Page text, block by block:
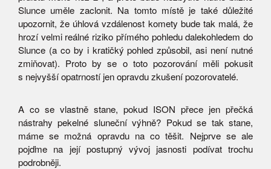
Slunce uměle zaclonit. Na tomto místě je také důležité
upozornit, že úhlová vzdálenost komety bude tak malá, že
hrozí velmi reálné riziko přímého pohledu dalekohledem do
Slunce (a co by i kratičký pohled způsobil, asi není nutné
zmiňovat). Proto by se o toto pozorování měli pokusit
s nejvyšší opatrností jen opravdu zkušení pozorovatelé.
A co se vlastně stane, pokud ISON přece jen přečká
nástrahy pekelné sluneční výhně? Pokud se tak stane,
máme se možná opravdu na co těšit. Nejprve se ale
pojďme na její postupný vývoj jasnosti podívat trochu
podrobněji.